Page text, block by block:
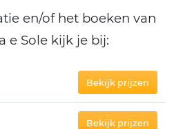
en/of het boeken van
e Sole kijk je bij:
Bekijk prijzen
Bekijk prijzen